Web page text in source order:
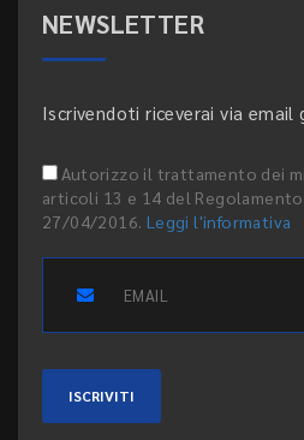
NEWSLETTER
Iscrivendoti riceverai via email
Autorizzo il trattamento dei
articoli 13 e 14 del
27/04/2016. Leggi l'informativa
ISCRIVITI